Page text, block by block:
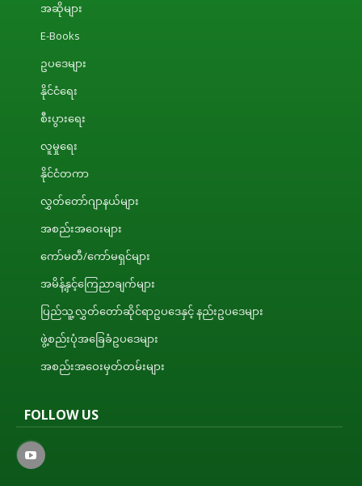
အဆိုများ
E-Books
ဥပဒေများ
နိုင်ငံရေး
စီးပွားရေး
လူမှုရေး
နိုင်ငံတကာ
လွှတ်တော်ဂျာနယ်များ
အစည်းအဝေးများ
ကော်မတီ/ကော်မရှင်များ
အမိန့်နှင့်ကြေညာချက်များ
ပြည်သူ့လွှတ်တော်ဆိုင်ရာဥပဒေနှင့် နည်းဥပဒေများ
ဖွဲ့စည်းပုံအခြေခံဥပဒေများ
အစည်းအဝေးမှတ်တမ်းများ
FOLLOW US